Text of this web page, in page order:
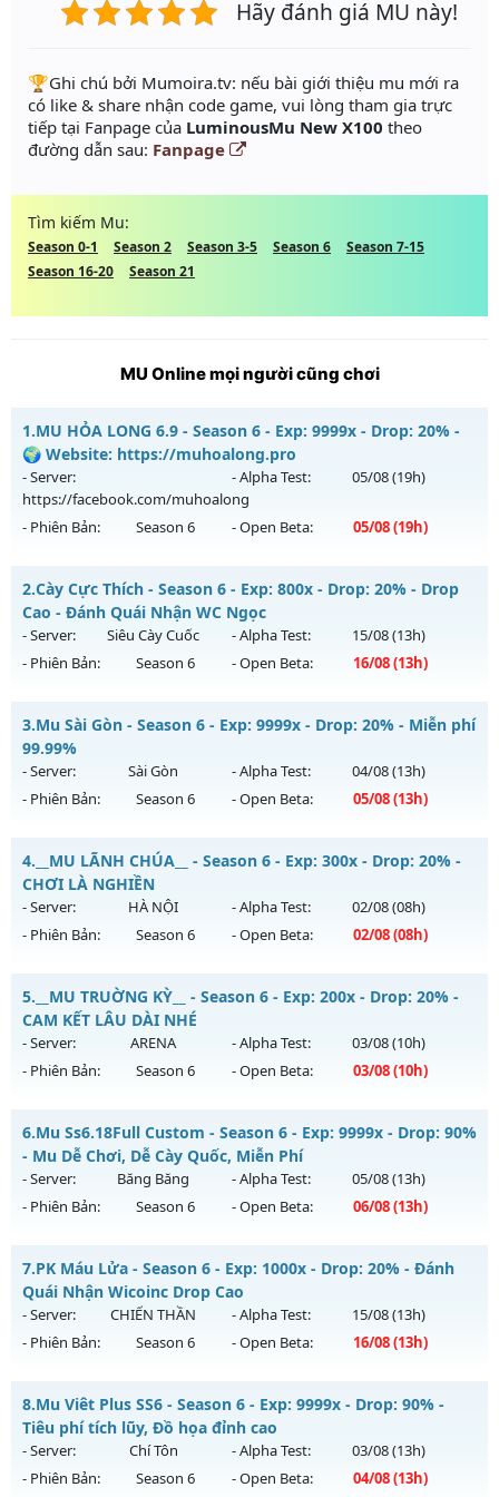
Hãy đánh giá MU này!
️🏆Ghi chú bởi Mumoira.tv: nếu bài giới thiệu mu mới ra
có like & share nhận code game, vui lòng tham gia trực
tiếp tại Fanpage của LuminousMu New X100 theo
đường dẫn sau: Fanpage
Tìm kiếm Mu:
Season 0-1 Season 2 Season 3-5 Season 6
Season 7-15
Season 16-20
Season 21
MU Online mọi người cũng chơi
1.MU HỎA LONG 6.9 - Season 6 - Exp: 9999x - Drop: 20% -
🌍 Website: https://muhoalong.pro
- Server:
https://facebook.com/muhoalong
- Alpha Test: 05/08(19h)
- Phiên Bản: Season 6 - Open Beta: 05/08(19h)
MU HỎA LONG 6.9 - 🌍 Website: https://muhoalong.pro
Mu mới ra tháng 08 2026 - Mở máy chủ
https://facebook.com/muhoalongvào 19h ngày
05/08/2626
Kiểu reset: Non Reset
Thể loại: Mu Nguyên bản Webzen
Antihack: XShield
2.Cày Cực Thích - Season 6 - Exp: 800x - Drop: 20% - Drop
Cao - Đánh Quái Nhận WC Ngọc
- Server: Siêu Cày Cuốc - Alpha Test: 15/08(13h)
- Phiên Bản:
Season 6 - Open Beta: 16/08(13h)
Cày Cực Thích - Drop Cao - Đánh Quái Nhận WC Ngọc
Mu mới ra tháng 08 2026 - Mở máy chủ
13h ngày 16/08/2626
Exp: 800x - Drop: 20%
Thể loại: Mu Nguyên bản Webzen
Antihack: BDC
3.Mu Sài Gòn - Season 6 - Exp: 9999x - Drop: 20% - Miễn phí
99.99%
- Server: Sài Gòn - Alpha Test: 04/08(13h)
- Phiên Bản:
Season 6 - Open Beta: 05/08(13h)
Mu Sài Gòn - Miễn phí 99.99%
Mu mới ra tháng 08 2026 - Mở máy chủ
ngày 05/08/2626
Exp: 9999x - Drop: 20%
Thể loại: Mu Custom thêm đồ mới
Antihack: 8x
4. __MU LÃNH CHÚA__ - Season 6 - Exp: 300x - Drop: 20% -
CHƠI LÀ NGHIỀN
- Server: HÀ NỘI - Alpha Test: 02/08(08h)
- Phiên Bản:
Season 6 - Open Beta: 02/08(08h)
__MU LÃNH CHÚA__ - CHƠI LÀ NGHIỀN
Mu mới ra tháng 08 2026 - Mở máy chủ
ngày 02/08/2626
Exp: 300x - Drop: 20%
Thể loại: Mu Nguyên bản Webzen
Antihack: GoldShield
5. __MU TRUỜNG KỲ__ - Season 6 - Exp: 200x - Drop: 20% -
CAM KẾT LÂU DÀI NHÉ
- Server: ARENA - Alpha Test: 03/08(10h)
- Phiên Bản:
Season 6 - Open Beta: 03/08(10h)
__MU TRUỜNG KỲ__ - CAM KẾT LÂU DÀI NHÉ
Mu mới ra tháng 08 2026 - Mở máy chủ
ngày 03/08/2626
Exp: 200x - Drop: 20%
Thể loại: Mu Nguyên bản Webzen
Antihack: GoldShield
6.Mu Ss6.18Full Custom - Season 6 - Exp: 9999x - Drop: 90%
- Mu Dễ Chơi, Dễ Cày Quốc, Miễn Phí
- Server: Băng Băng - Alpha Test: 05/08(13h)
- Phiên Bản:
Season 6 - Open Beta: 06/08(13h)
Mu Ss6.18Full Custom - Mu Dễ Chơi, Dễ Cày Quốc, Miễn Phí
Mu mới ra tháng 08 2026 - Mở máy chủ
ngày 06/08/2626
Exp: 9999x - Drop: 90%
Thể loại: Mu Custom thêm đồ mới
Antihack: Gold dragon
7.PK Máu Lửa - Season 6 - Exp: 1000x - Drop: 20% - Đánh
Quái Nhận Wicoinc Drop Cao
- Server: CHIẾN THẦN - Alpha Test: 15/08(13h)
- Phiên Bản:
Season 6 - Open Beta: 16/08(13h)
PK Máu Lửa - Đánh Quái Nhận Wicoinc Drop Cao
Mu mới ra tháng 08 2026 - Mở máy chủ
13h ngày 16/08/2626
Exp: 1000x - Drop: 20%
8.Mu Viêt Plus SS6 - Season 6 - Exp: 9999x - Drop: 90% -
Tiêu phí tích lũy, Đồ họa đỉnh cao
- Server: Chí Tôn - Alpha Test: 03/08(13h)
- Phiên Bản:
Season 6 - Open Beta: 04/08(13h)